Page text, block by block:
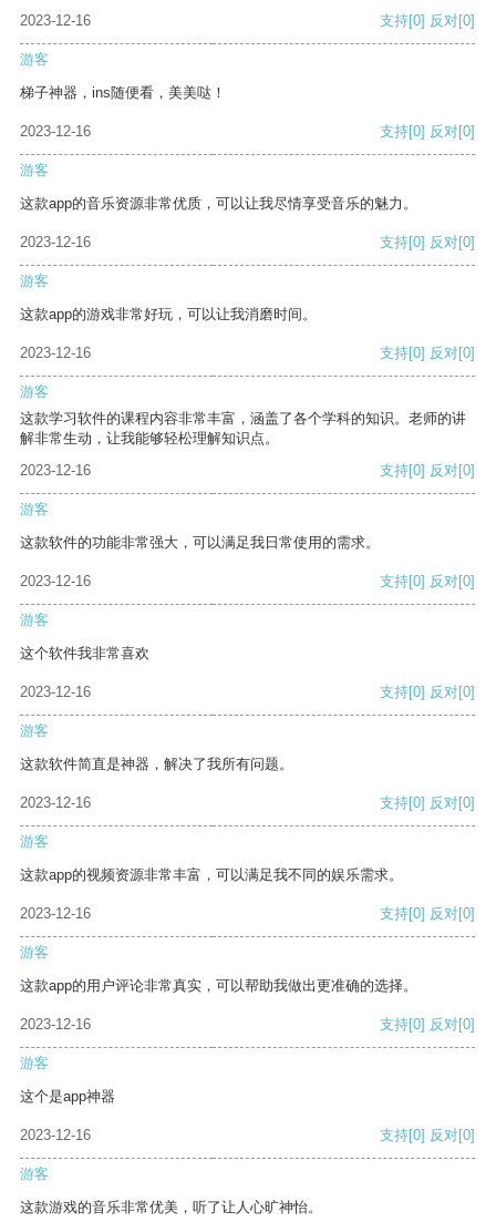
2023-12-16 支持[0] 反对[0]
游客
梯子神器，ins随便看，美美哒！
2023-12-16 支持[0] 反对[0]
游客
这款app的音乐资源非常优质，可以让我尽情享受音乐的魅力。
2023-12-16 支持[0] 反对[0]
游客
这款app的游戏非常好玩，可以让我消磨时间。
2023-12-16 支持[0] 反对[0]
游客
这款学习软件的课程内容非常丰富，涵盖了各个学科的知识。老师的讲
解非常生动，让我能够轻松理解知识点。
2023-12-16
支持[0] 反对[0]
游客
这款软件的功能非常强大，可以满足我日常使用的需求。
2023-12-16 支持[0] 反对[0]
游客
这个软件我非常喜欢
2023-12-16 支持[0] 反对[0]
游客
这款软件简直是神器，解决了我所有问题。
2023-12-16 支持[0] 反对[0]
游客
这款app的视频资源非常丰富，可以满足我不同的娱乐需求。
2023-12-16 支持[0] 反对[0]
游客
这款app的用户评论非常真实，可以帮助我做出更准确的选择。
2023-12-16 支持[0] 反对[0]
游客
这个是app神器
2023-12-16 支持[0] 反对[0]
游客
这款游戏的音乐非常优美，听了让人心旷神怡。